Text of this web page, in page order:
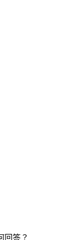
回答？